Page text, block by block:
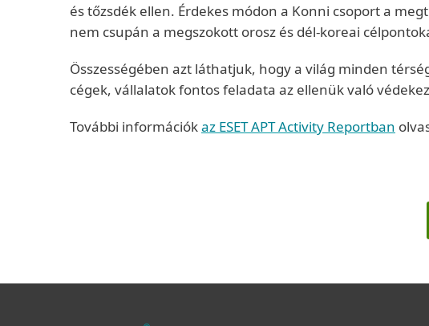
és tőzsdék ellen. Érdekes módon a Konni csoport a
nem csupán a megszokott orosz és dél-koreai
Összességében azt láthatjuk, hogy a világ minden
cégek, vállalatok fontos feladata az ellenük való
További információkaz ESET APT Activity Reportban